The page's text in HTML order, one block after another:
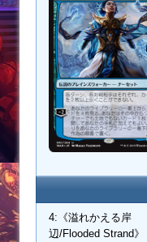
4:《溢れかえる岸
辺/Flooded Strand》